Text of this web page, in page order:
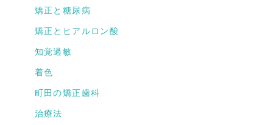
矯正と糖尿病
矯正とヒアルロン酸
知覚過敏
着色
町田の矯正歯科
治療法